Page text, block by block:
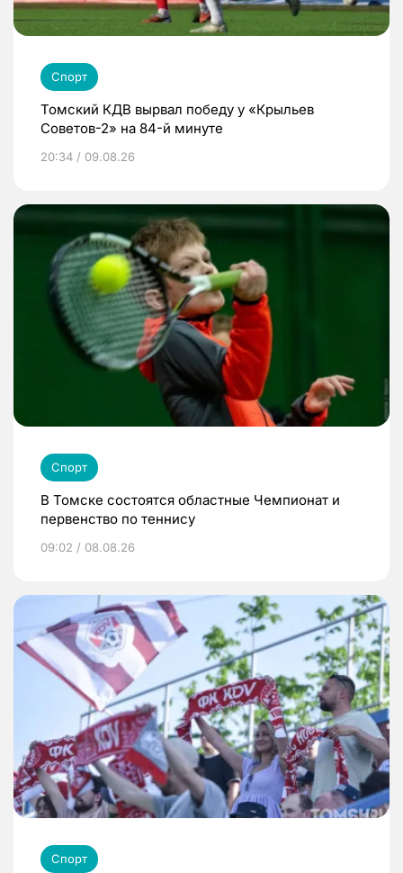
Спорт
Томский КДВ вырвал победу у «Крыльев
Советов-2» на 84-й минуте
20:34 / 09.08.26
Спорт
В Томске состоятся областные Чемпионат и
первенство по теннису
09:02 / 08.08.26
Спорт